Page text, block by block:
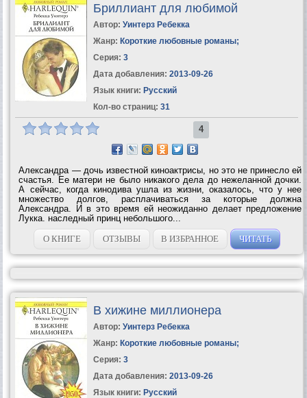
Бриллиант для любимой
Автор: Уинтерз Ребекка
Жанр: Короткие любовные романы;
Серия: 3
Дата добавления: 2013-09-26
Язык книги: Русский
Кол-во страниц: 31
4
Александра — дочь известной киноактрисы, но это не принесло ей
счастья. Ее матери не было никакого дела до нежеланной дочки.
А сейчас, когда кинодива ушла из жизни, оказалось, что у нее
множество долгов, расплачиваться за которые должна
Александра. И в это время ей неожиданно делает предложение
Лукка. наследный принц небольшого...
О КНИГЕ
ОТЗЫВЫ В ИЗБРАННОЕ ЧИТАТЬ
В хижине миллионера
Автор: Уинтерз Ребекка
Жанр: Короткие любовные романы;
Серия: 3
Дата добавления: 2013-09-26
Язык книги: Русский